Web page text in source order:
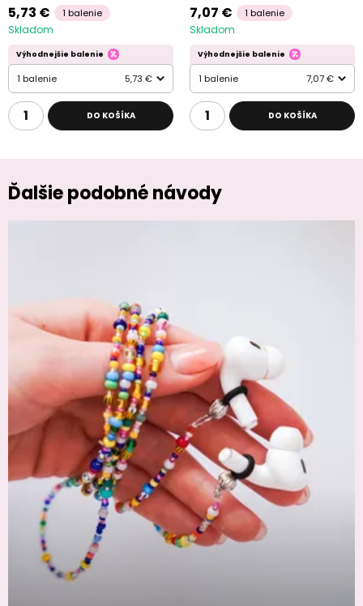
5,73 € 1 balenie
Skladom
Výhodnejšie balenie
1 balenie 5,73 €
DO KOŠÍKA
7,07 € 1 balenie
Skladom
Výhodnejšie balenie
1 balenie 7,07 €
DO KOŠÍKA
Ďalšie podobné návody